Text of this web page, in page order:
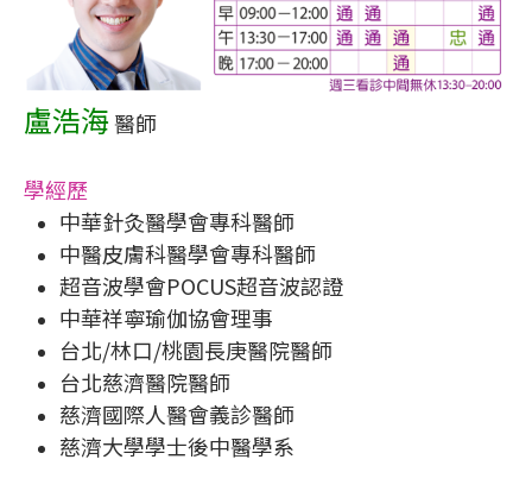
盧浩海醫師
學經歷
中華針灸醫學會專科醫師
中醫皮膚科醫學會專科醫師
超音波學會POCUS超音波認證
中華祥寧瑜伽協會理事
台北/林口/桃園長庚醫院醫師
台北慈濟醫院醫師
慈濟國際人醫會義診醫師
慈濟大學學士後中醫學系